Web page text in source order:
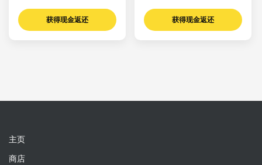
获得现金返还 获得现金返还
主页
商店